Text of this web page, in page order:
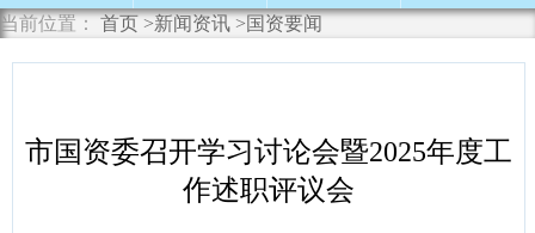
主
要
内
当前位置： 首页 >新闻资讯 >国资要闻
市国资委召开学习讨论会暨2025年度工
作述职评议会